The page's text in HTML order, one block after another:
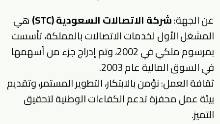
عن الجهة:شركة الاتصالات السعودية (STC)
هي
المشغل الأول لخدمات الاتصالات بالمملكة، تأسست
بمرسوم ملكي في 2002، وتم إدراج جزء من أسهمها
في السوق المالية عام 2003.
ثقافة العمل: نؤمن بالابتكار، التطوير المستمر، وتقديم
بيئة عمل محفزة تدعم الكفاءات الوطنية لتحقيق
التميز.